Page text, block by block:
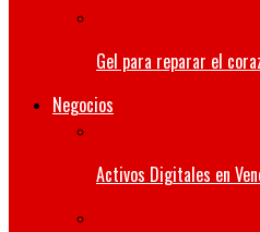
Gel para reparar el
Negocios
Activos Digitales en